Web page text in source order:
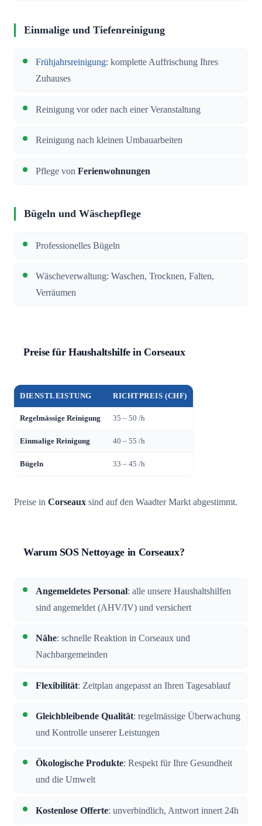
Einmalige und Tiefenreinigung
Frühjahrsreinigung: komplette Auffrischung Ihres
Zuhauses
Reinigung vor oder nach einer Veranstaltung
Reinigung nach kleinen Umbauarbeiten
Pflege von Ferienwohnungen
Bügeln und Wäschepflege
Professionelles Bügeln
Wäscheverwaltung: Waschen, Trocknen, Falten,
Verräumen
Preise für Haushaltshilfe in Corseaux
DIENSTLEISTUNG RICHTPREIS (CHF)
Regelmässige Reinigung 35 – 50 /h
Einmalige Reinigung 40 – 55 /h
Bügeln 33 – 45 /h
Preise in Corseaux sind auf den Waadter Markt abgestimmt.
Warum SOS Nettoyage in Corseaux?
Angemeldetes Personal: alle unsere Haushaltshilfen
sind angemeldet (AHV/IV) und versichert
Nähe: schnelle Reaktion in Corseaux und
Nachbargemeinden
Flexibilität: Zeitplan angepasst an Ihren Tagesablauf
Gleichbleibende Qualität: regelmässige Überwachung
und Kontrolle unserer Leistungen
Ökologische Produkte: Respekt für Ihre Gesundheit
und die Umwelt
Kostenlose Offerte: unverbindlich, Antwort innert 24h